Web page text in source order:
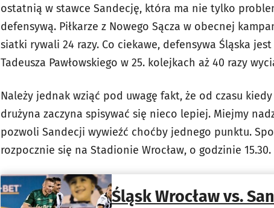
ostatnią w stawce Sandecję, która ma nie tylko
defensywą. Piłkarze z Nowego Sącza w obecnej
siatki rywali 24 razy. Co ciekawe, defensywa Śląska
Tadeusza Pawłowskiego w 25. kolejkach aż 40 razy
Należy jednak wziąć pod uwagę fakt, że od czasu kiedy
drużyna zaczyna spisywać się nieco lepiej. Miejmy
pozwoli Sandecji wywieźć choćby jednego punktu.
rozpocznie się na Stadionie Wrocław, o godzinie 15.30.
Śląsk Wrocław vs.